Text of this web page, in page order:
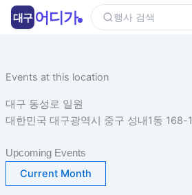
건
뛰
기
Events at this location
대구 동성로 일원
대한민국 대구광역시 중구 성내1동 168-1
Upcoming Events
Current Month
대구 어디가 행사 검색